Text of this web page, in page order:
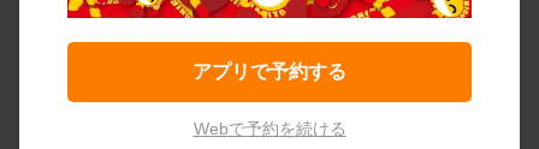
アプリで予約する
Webで予約を続ける